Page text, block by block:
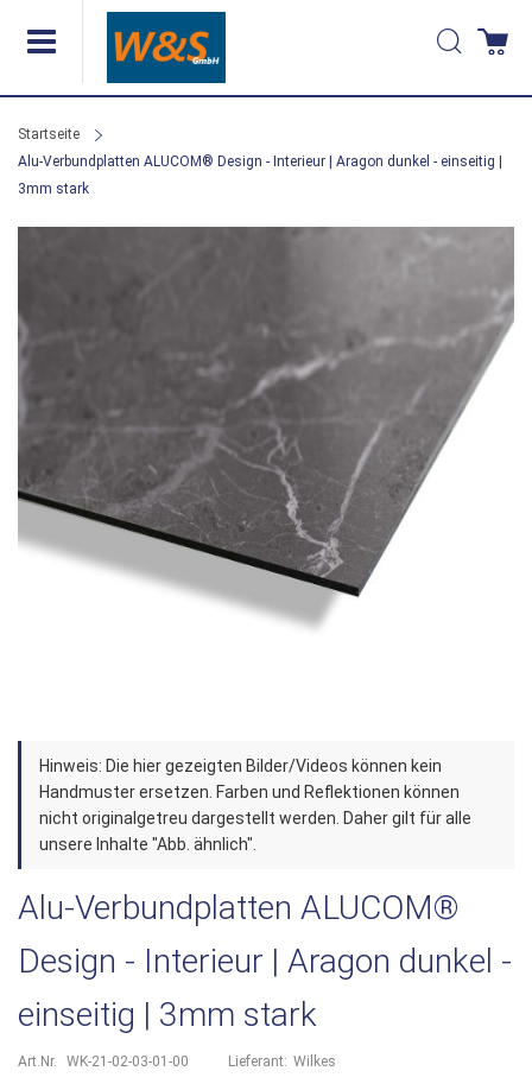
Inhalt
Suche
Startseite
Alu-Verbundplatten ALUCOM® Design - Interieur | Aragon dunkel - einseitig |
3mm stark
der
Bildergalerie
Zum
Anfang
der
Bildergalerie
Hinweis: Die hier gezeigten Bilder/Videos können kein
Handmuster ersetzen. Farben und Reflektionen können
nicht originalgetreu dargestellt werden. Daher gilt für alle
unsere Inhalte "Abb. ähnlich".
Alu-Verbundplatten ALUCOM®
Design - Interieur | Aragon dunkel -
einseitig | 3mm stark
Art.Nr. WK-21-02-03-01-00 Lieferant: Wilkes